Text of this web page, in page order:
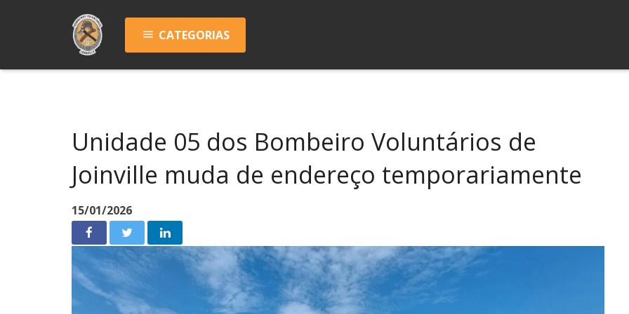
menu CATEGORIAS
Unidade 05 dos Bombeiro Voluntários de
Joinville muda de endereço temporariamente
15/01/2026